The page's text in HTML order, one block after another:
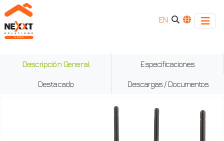
EN
Inalámbrico-
Descripción General Especificaciones
Destacado Descargas / Documentos